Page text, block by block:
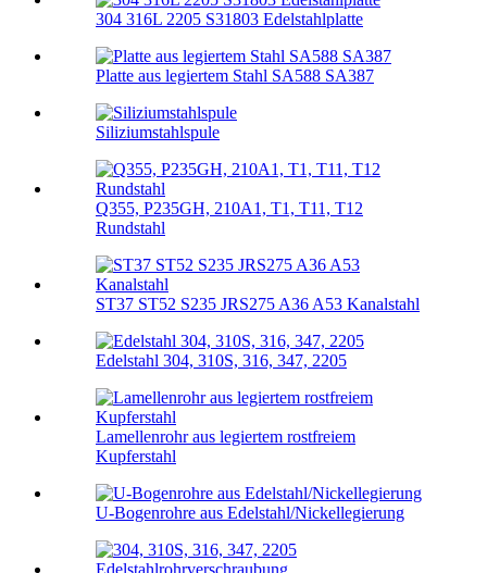
304 316L 2205 S31803 Edelstahlplatte
Platte aus legiertem Stahl SA588 SA387
Siliziumstahlspule
Q355, P235GH, 210A1, T1, T11, T12
Rundstahl
ST37 ST52 S235 JRS275 A36 A53 Kanalstahl
Edelstahl 304, 310S, 316, 347, 2205
Lamellenrohr aus legiertem rostfreiem
Kupferstahl
U-Bogenrohre aus Edelstahl/Nickellegierung